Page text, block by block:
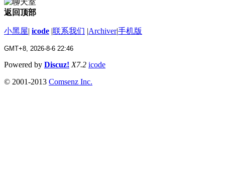
返回顶部
小黑屋| icode |联系我们 |Archiver|手机版
GMT+8, 2026-8-6 22:46
Powered by Discuz! X7.2 icode
© 2001-2013 Comsenz Inc.